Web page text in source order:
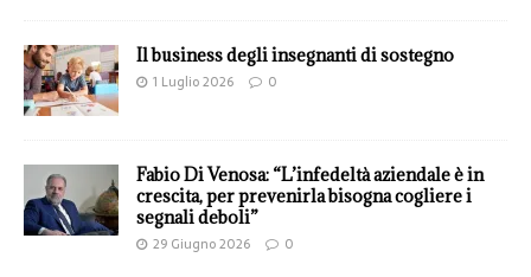
Il business degli insegnanti di sostegno
1 Luglio 2026 0
Fabio Di Venosa: “L’infedeltà aziendale è in
crescita, per prevenirla bisogna cogliere i
segnali deboli”
29 Giugno 2026 0